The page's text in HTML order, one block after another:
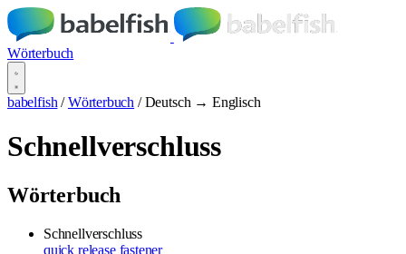
Wörterbuch
babelfish / Wörterbuch / Deutsch → Englisch
Schnellverschluss
Wörterbuch
Schnellverschluss
quick release fastener